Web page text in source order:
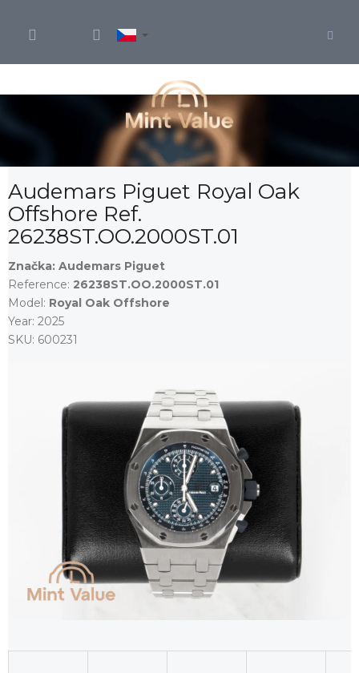
obsah
Audemars Piguet Royal Oak
Offshore Ref.
26238ST.OO.2000ST.01
Značka: Audemars Piguet
Reference: 26238ST.OO.2000ST.01
Model: Royal Oak Offshore
Year: 2025
SKU: 600231